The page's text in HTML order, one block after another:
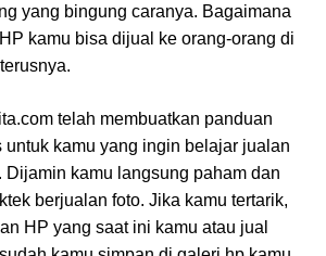
yang bingung caranya. Bagaimana
kamu bisa dijual ke orang-orang di
telah membuatkan panduan
untuk kamu yang ingin belajar jualan
Dijamin kamu langsung paham dan
berjualan foto. Jika kamu tertarik,
HP yang saat ini kamu atau jual